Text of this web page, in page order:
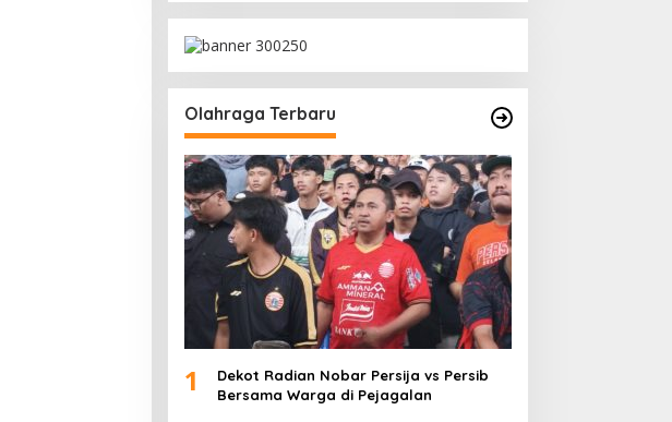
Olahraga Terbaru
1
Dekot Radian Nobar Persija vs Persib
Bersama Warga di Pejagalan